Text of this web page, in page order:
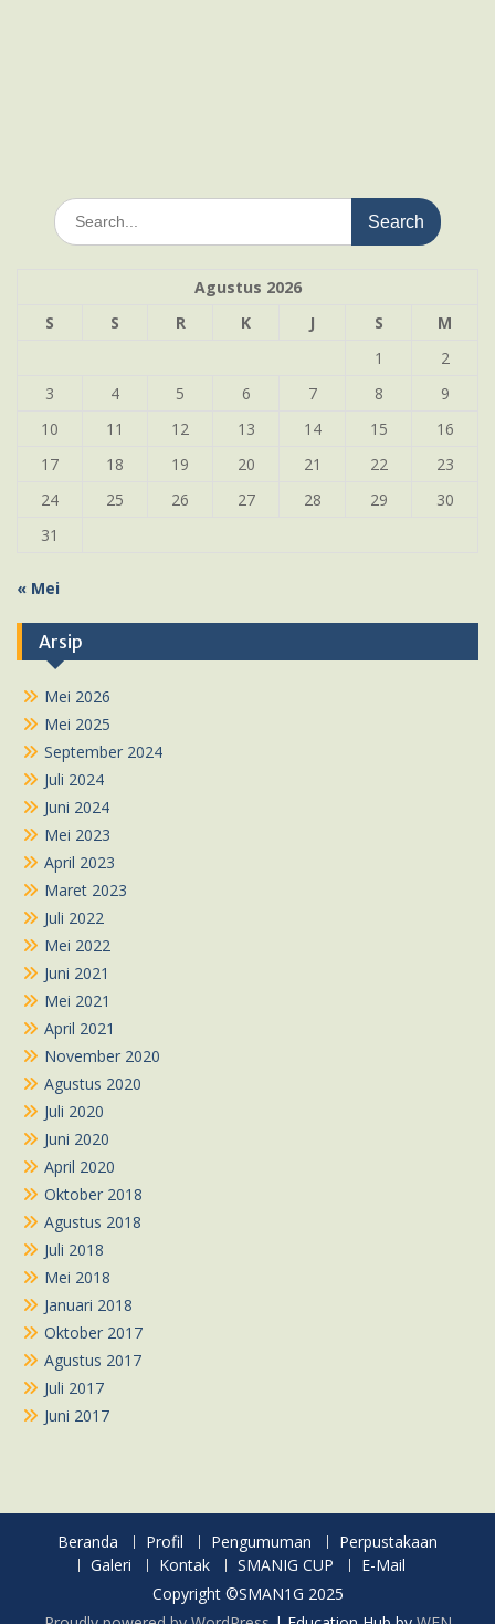
Search
for:
Agustus 2026
S
S R K J S
M
1
2
3
4 5 6 7 8
9
10
11 12 13 14 15
16
17
18 19 20 21 22
23
24
25 26 27 28 29
30
31
« Mei
Arsip
Mei 2026
Mei 2025
September 2024
Juli 2024
Juni 2024
Mei 2023
April 2023
Maret 2023
Juli 2022
Mei 2022
Juni 2021
Mei 2021
April 2021
November 2020
Agustus 2020
Juli 2020
Juni 2020
April 2020
Oktober 2018
Agustus 2018
Juli 2018
Mei 2018
Januari 2018
Oktober 2017
Agustus 2017
Juli 2017
Juni 2017
Beranda Profil Pengumuman
Perpustakaan
Galeri
Kontak SMANIG CUP
E-Mail
Copyright ©SMAN1G 2025